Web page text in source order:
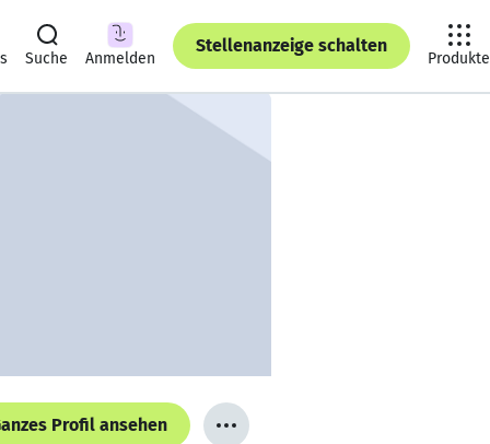
Suche Anmelden
Stellenanzeige schalten
Produkte
Profil ansehen